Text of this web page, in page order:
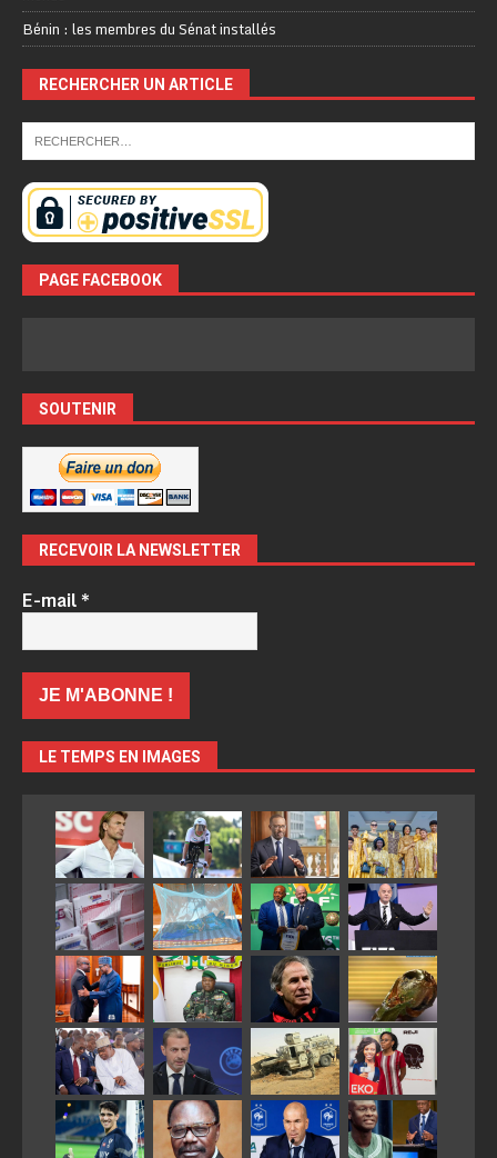
Bénin : les membres du Sénat installés
RECHERCHER UN ARTICLE
PAGE FACEBOOK
SOUTENIR
RECEVOIR LA NEWSLETTER
E-mail*
LE TEMPS EN IMAGES